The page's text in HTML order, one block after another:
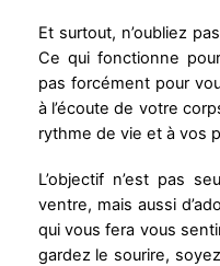
Et surtout, n’oubliez
Ce qui fonctionne
pas forcément pour
à l’écoute de votre
rythme de vie et à vos
L’objectif n’est pas
ventre, mais aussi
qui vous fera vous
gardez le sourire,